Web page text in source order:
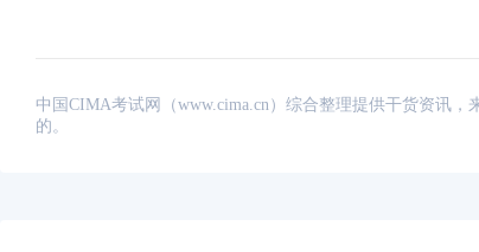
中国CIMA考试网（www.cima.cn）综合整理提供干货资讯
的。